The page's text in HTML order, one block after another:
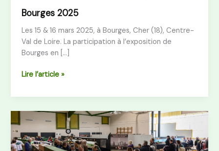
Bourges 2025
Les 15 & 16 mars 2025, à Bourges, Cher (18), Centre-
Val de Loire. La participation à l’exposition de
Bourges en […]
Lire l’article »